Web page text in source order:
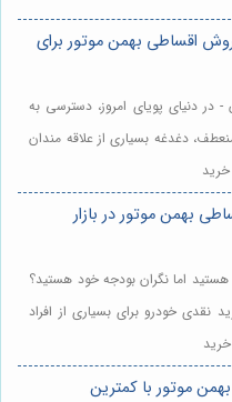
اقساطی بهمن موتور برای
دنیای پویای امروز، دسترسی به
دغدغه بسیاری از علاقه مندان
بهمن موتور در بازار
هستید اما نگران بودجه خود هستید؟
نقدی خودرو برای بسیاری از افراد
موتور با کمترین